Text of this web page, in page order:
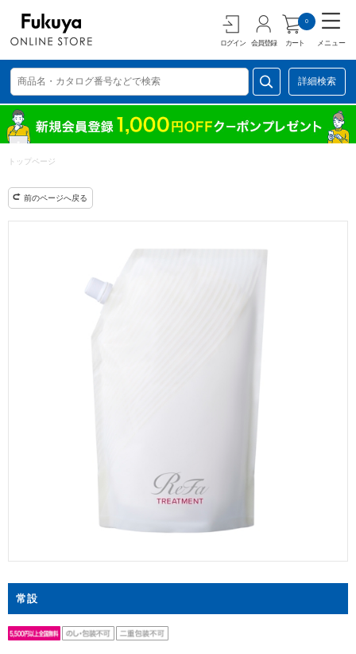
ログイン 会員登録 カート
0
メニュー
詳細検索
トップページ
前のページへ戻る
常設